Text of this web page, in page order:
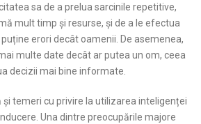
sa de a prelua sarcinile repetitive,
mult timp și resurse, și de a le efectua
erori decât oamenii. De asemenea,
multe date decât ar putea un om, ceea
decizii mai bine informate.
temeri cu privire la utilizarea inteligenței
Una dintre preocupările majore